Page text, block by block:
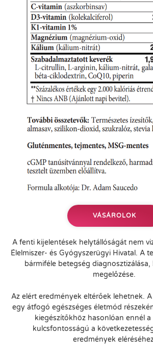
VÁSÁROLOK
A fenti kijelentések helytállóságát nem
Élelmiszer- és Gyógyszerügyi Hivatal. A
bármiféle betegség diagnosztizálása,
megelőzése.
Az elért eredmények eltérőek lehetnek.
egy átfogó egészséges életmód
kiegészítőkhöz hasonlóan ennél a
kulcsfontosságú a
eredmények